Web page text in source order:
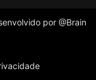
por @Brain